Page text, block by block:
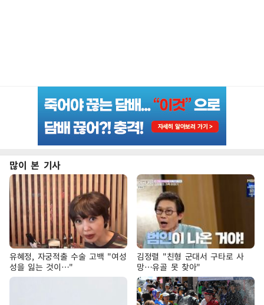
많이 본 기사
유혜정, 자궁적출 수술 고백 "여성
성을 잃는 것이…"
김정렬 "친형 군대서 구타로 사
망…유골 못 찾아"